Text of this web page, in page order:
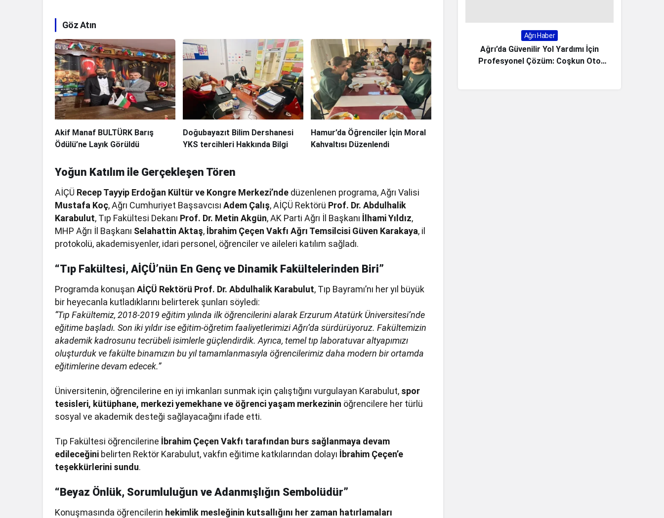
Göz Atın
Akif Manaf BULTÜRK Barış
Ödülü’ne Layık Görüldü
Doğubayazıt Bilim Dershanesi
YKS tercihleri Hakkında Bilgi
Hamur’da Öğrenciler İçin Moral
Kahvaltısı Düzenlendi
Yoğun Katılım ile Gerçekleşen Tören
AİÇÜ Recep Tayyip Erdoğan Kültür ve Kongre Merkezi’nde düzenlenen programa, Ağrı Valisi
Mustafa Koç, Ağrı Cumhuriyet BaşsavcısıAdem Çalış, AİÇÜ Rektörü Prof. Dr. Abdulhalik
Karabulut, Tıp Fakültesi Dekanı Prof. Dr. Metin Akgün, AK Parti Ağrı İl Başkanı İlhami Yıldız,
MHP Ağrı İl Başkanı Selahattin Aktaş, İbrahim Çeçen Vakfı Ağrı Temsilcisi Güven Karakaya, il
protokolü, akademisyenler, idari personel, öğrenciler ve aileleri katılım sağladı.
“Tıp Fakültesi, AİÇÜ’nün En Genç ve Dinamik Fakültelerinden Biri”
Programda konuşanAİÇÜ Rektörü Prof. Dr. Abdulhalik Karabulut, Tıp Bayramı’nı her yıl büyük
bir heyecanla kutladıklarını belirterek şunları söyledi:
“Tıp Fakültemiz, 2018-2019 eğitim yılında ilk öğrencilerini alarak Erzurum Atatürk Üniversitesi’nde
eğitime başladı. Son iki yıldır ise eğitim-öğretim faaliyetlerimizi Ağrı’da sürdürüyoruz. Fakültemizin
akademik kadrosunu tecrübeli isimlerle güçlendirdik. Ayrıca, temel tıp laboratuvar altyapımızı
oluşturduk ve fakülte binamızın bu yıl tamamlanmasıyla öğrencilerimiz daha modern bir ortamda
eğitimlerine devam edecek.”
Üniversitenin, öğrencilerine en iyi imkanları sunmak için çalıştığını vurgulayan Karabulut, spor
tesisleri, kütüphane, merkezi yemekhane ve öğrenci yaşam merkezinin öğrencilere her türlü
sosyal ve akademik desteği sağlayacağını ifade etti.
Tıp Fakültesi öğrencilerine İbrahim Çeçen Vakfı tarafından burs sağlanmaya devam
edileceğini belirten Rektör Karabulut, vakfın eğitime katkılarından dolayı İbrahim Çeçen’e
teşekkürlerini sundu.
“Beyaz Önlük, Sorumluluğun ve Adanmışlığın Sembolüdür”
Konuşmasında öğrencilerin hekimlik mesleğinin kutsallığını her zaman hatırlamaları
Ağrı Haber
Ağrı’da Güvenilir Yol Yardımı İçin
Profesyonel Çözüm: Coşkun Oto